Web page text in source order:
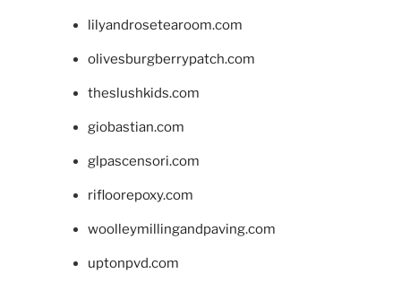
lilyandrosetearoom.com
olivesburgberrypatch.com
theslushkids.com
giobastian.com
glpascensori.com
rifloorepoxy.com
woolleymillingandpaving.com
uptonpvd.com